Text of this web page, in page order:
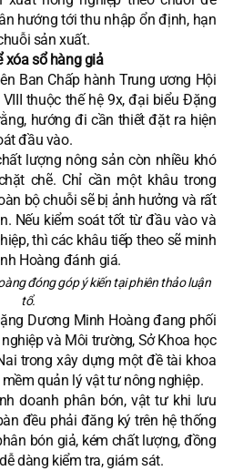
hướng tới thu nhập ổn định, hạn
sản xuất.
xóa sổ hàng giả
Ban Chấp hành Trung ương Hội
thuộc thế hệ 9x, đại biểu Đặng
hướng đi cần thiết đặt ra hiện
đầu vào.
lượng nông sản còn nhiều khó
chẽ. Chỉ cần một khâu trong
bộ chuỗi sẽ bị ảnh hưởng và rất
Nếu kiểm soát tốt từ đầu vào và
thì các khâu tiếp theo sẽ minh
Hoàng đánh giá.
đóng góp ý kiến tại phiên thảo luận
tổ.
Dương Minh Hoàng đang phối
và Môi trường, Sở Khoa học
trong xây dựng một đề tài khoa
quản lý vật tư nông nghiệp.
doanh phân bón, vật tư khi lưu
đều phải đăng ký trên hệ thống
bón giả, kém chất lượng, đồng
dàng kiểm tra, giám sát.